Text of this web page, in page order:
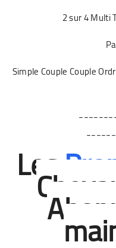
2 sur 4 Multi
Simple Couple Couple
Les